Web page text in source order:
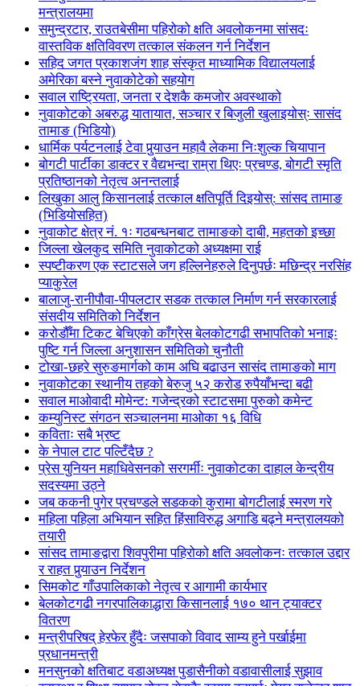
मन्त्रालयमा
समुन्द्रटार, राउतबेसीमा पहिरोको क्षति अवलोकनमा सांसदः
वास्तविक क्षतिविवरण तत्काल संकलन गर्न निर्देशन
सहिद जगत प्रकाशजंग शाह संस्कृत माध्यामिक विद्यालयलाई
अमेरिका बस्ने नुवाकोटेको सहयोग
सवाल राष्ट्रियता, जनता र देशकै कमजोर अवस्थाको
नुवाकोटको अबरुद्ध यातायात, सञ्चार र बिजुली खुलाइयोस्ः सासंद
तामाङ (भिडियो)
धार्मिक पर्यटनलाई टेवा पुर्‍याउन महावै लेकमा निःशुल्क चियापान
बोगटी पार्टीका डाक्टर र वैद्यभन्दा राम्रा थिएः प्रचण्ड, बोगटी स्मृति
प्रतिष्ठानको नेतृत्व अनन्तलाई
लिखुका आलु किसानलाई तत्काल क्षतिपूर्ति दिइयोस्: सांसद तामाङ
(भिडियोसहित)
नुवाकोट क्षेत्र नं. १ः गठबन्धनबाट तामाङको दाबी, महतको इच्छा
जिल्ला खेलकुद समिति नुवाकोटको अध्यक्षमा राई
स्पष्टीकरण एक स्टाटसले जग हल्लिनेहरुले दिनुपर्छः मछिन्द्र नरसिंह
प्याकुरेल
बालाजु-रानीपौवा-पीपलटार सडक तत्काल निर्माण गर्न सरकारलाई
संसदीय समितिको निर्देशन
करोडौँमा टिकट बेचिएको काँग्रेस बेलकोटगढी सभापतिको भनाइः
पुष्टि गर्न जिल्ला अनुशासन समितिको चुनौती
टोखा-छहरे सुरुङमार्गको काम अघि बढाउन सासंद तामाङको माग
नुवाकोटका स्थानीय तहको बेरुजु ५२ करोड रुपैयाँभन्दा बढी
सवाल माओवादी मोमेन्ट: गजेन्द्रको स्टाटसमा पुरुको कमेन्ट
कम्युनिस्ट संगठन सञ्चालनमा माओका १६ विधि
कविताः सबै भ्रष्ट
के नेपाल टाट पल्टिँदैछ ?
प्रेस युनियन महाधिवेसनको सरगर्मीः नुवाकोटका दाहाल केन्द्रीय
सदस्यमा उठ्ने
जब ककनी पुगेर प्रचण्डले सडकको कुरामा बोगटीलाई स्मरण गरे
महिला पहिला अभियान सहित हिंसाविरुद्ध अगाडि बढ्ने मन्त्रालयको
तयारी
सांसद तामाङद्वारा शिवपुरीमा पहिरोको क्षति अवलोकनः तत्काल उद्दार
र राहत पुर्‍याउन निर्देशन
सिमकोट गाँउपालिकाको नेतृत्व र आगामी कार्यभार
बेलकोटगढी नगरपालिकाद्धारा किसानलाई १७० थान ट्याक्टर
वितरण
मन्त्रीपरिषद् हेरफेर हुँदैः जसपाको विवाद साम्य हुने पर्खाईमा
प्रधानमन्त्री
मनसुनको क्षतिबाट वडाअध्यक्ष पुडासैनीको वडावासीलाई सुझाव